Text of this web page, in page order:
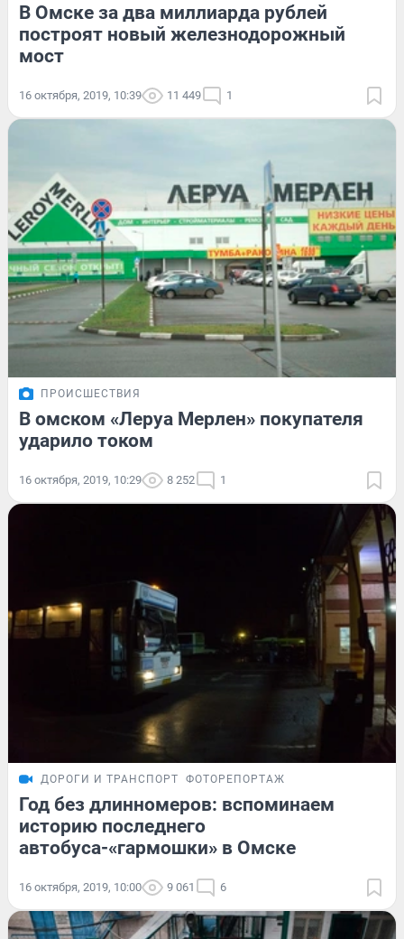
В Омске за два миллиарда рублей
построят новый железнодорожный
мост
16 октября, 2019, 10:39 11 449 1
ПРОИСШЕСТВИЯ
В омском «Леруа Мерлен» покупателя
ударило током
16 октября, 2019, 10:29 8 252 1
ДОРОГИ И ТРАНСПОРТ ФОТОРЕПОРТАЖ
Год без длинномеров: вспоминаем
историю последнего
автобуса-«гармошки» в Омске
16 октября, 2019, 10:00 9 061 6